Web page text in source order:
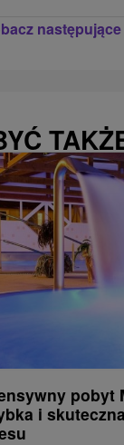
następujące
pobyt
i